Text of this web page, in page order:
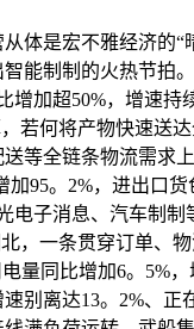
是宏不雅经济的“
能制制的火热节拍
增加超50%，增速
若何将产物快速送
等全链条物流需求
加95。2%，进出口
电子消息、汽车制
，一条贯穿订单、
量同比增加6。5%
别离达13。2%、